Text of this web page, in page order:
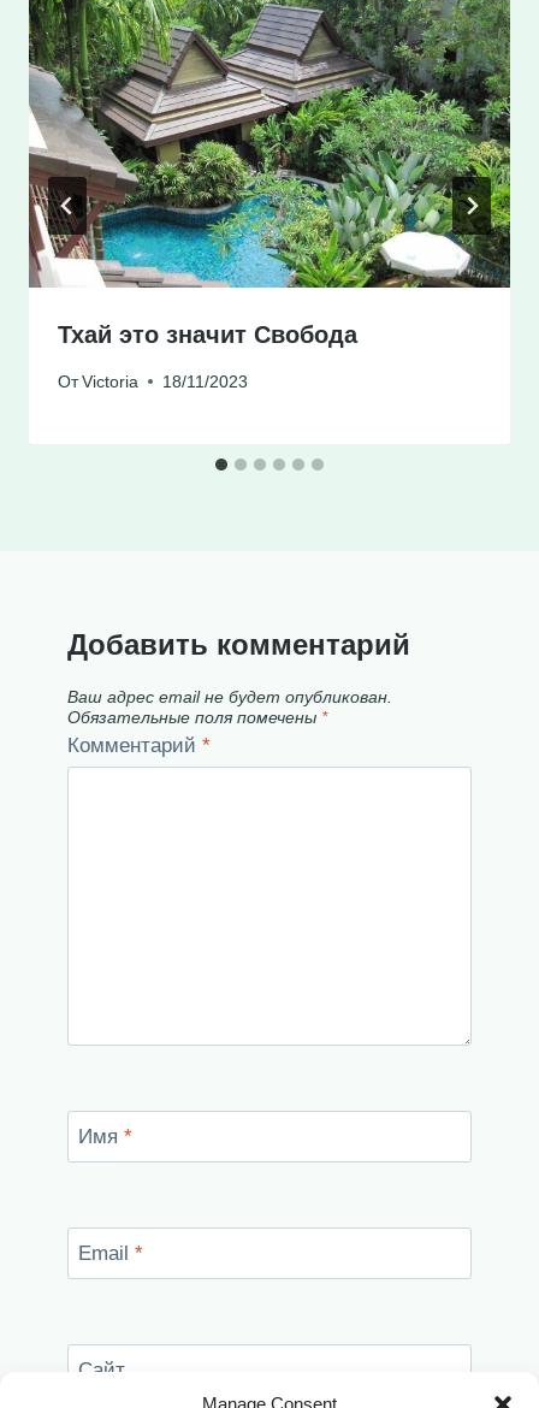
Manage Consent
Тхай это значит Свобода
От Victoria 18/11/2023
Добавить комментарий
Ваш адрес email не будет опубликован.
Обязательные поля помечены *
Комментарий *
Имя *
Email *
Сайт